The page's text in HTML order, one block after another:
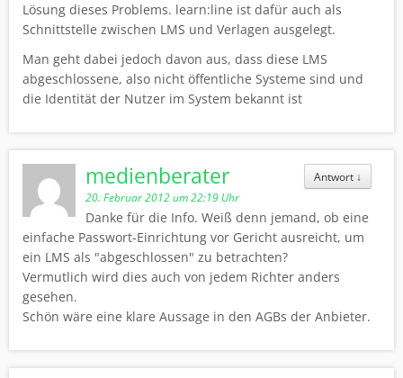
Lösung dieses Problems. learn:line ist dafür auch als
Schnittstelle zwischen LMS und Verlagen ausgelegt.
Man geht dabei jedoch davon aus, dass diese LMS
abgeschlossene, also nicht öffentliche Systeme sind und
die Identität der Nutzer im System bekannt ist
Antwort ↓
medienberater
20. Februar 2012 um 22:19 Uhr
Danke für die Info. Weiß denn jemand, ob eine
einfache Passwort-Einrichtung vor Gericht ausreicht, um
ein LMS als "abgeschlossen" zu betrachten?
Vermutlich wird dies auch von jedem Richter anders
gesehen.
Schön wäre eine klare Aussage in den AGBs der Anbieter.